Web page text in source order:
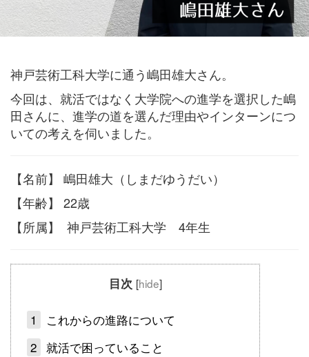
神戸芸術工科大学に通う嶋田雄大さん。
今回は、就活ではなく大学院への進学を選択した嶋
田さんに、進学の道を選んだ理由やインターンにつ
いての考えを伺いました。
【名前】 嶋田雄大（しまだゆうだい）
【年齢】 22歳
【所属】 神戸芸術工科大学 4年生
目次 [hide]
1
これからの進路について
2 就活で困っていること